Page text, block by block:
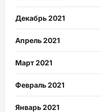
Декабрь 2021
Апрель 2021
Март 2021
Февраль 2021
Январь 2021